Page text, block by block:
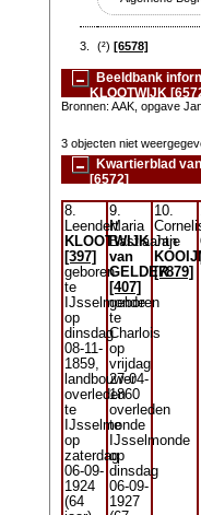
3. (²)[6578]
Beeldbank
KLOOTWIJK
Bronnen: AAK, opgave
3 objecten niet
Kwartierblad
[6572]
8.
Leendert
KLOOTWIJK
[397]
geboren
te
IJsselmonde
op
dinsdag
08-11-
1859,
landbouwer
overleden
te
IJsselmonde
op
zaterdag
06-09-
1924
(64
9.
Maria
Bastiaantje
van
GELDER
[407]
geboren
te
Charlois
op
vrijdag
27-04-
1860
overleden
te
IJsselmonde
op
dinsdag
06-09-
1927
10.
Jan
[7879]